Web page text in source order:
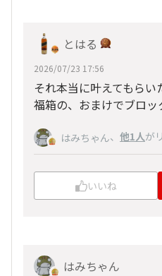
とはる
2026/07/23 17:56
それ本当に叶えてもらい
福箱の、おまけでブロッ
はみちゃん、 他1人が
いいね
はみちゃん